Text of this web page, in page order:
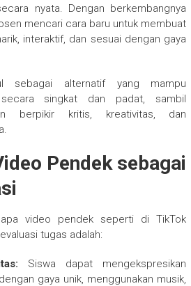
nyata. Dengan berkembangnya
mencari cara baru untuk membuat
interaktif, dan sesuai dengan gaya
sebagai alternatif yang mampu
singkat dan padat, sambil
berpikir kritis, kreativitas, dan
Pendek sebagai
video pendek seperti di TikTok
tugas adalah:
Siswa dapat mengekspresikan
gaya unik, menggunakan musik,